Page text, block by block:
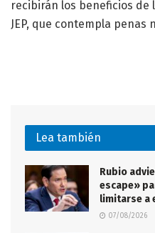
recibirán los beneficios de
JEP, que contempla
Lea también
Rubio
escape»
limitarse a
07/08/2026